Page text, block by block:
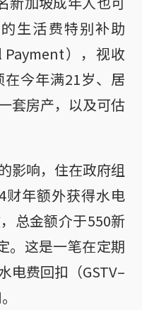
生活费特别补助
Payment），视收
今年满21岁、居
套房产，以及可估
影响，住在政府组
财年额外获得水电
总金额介于550新
。这是一笔在定期
费回扣（GSTV–